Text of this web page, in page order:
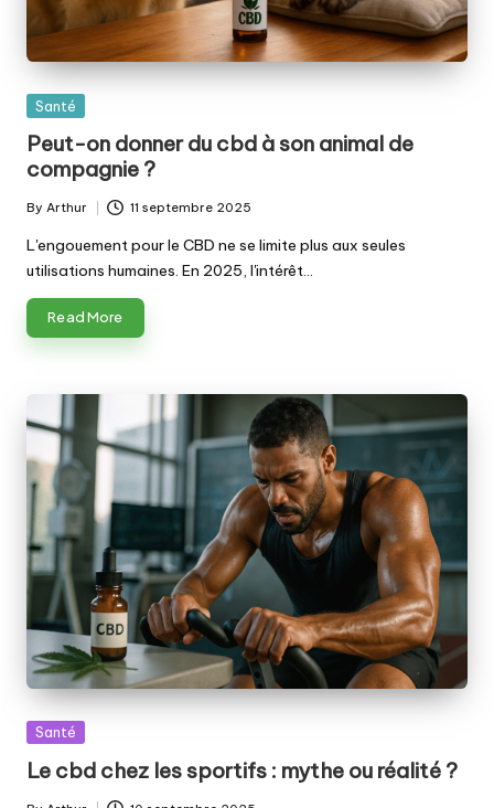
Posted
Santé
Peut-on donner du cbd à son animal de
compagnie ?
Posted
by
By Arthur 11 septembre 2025
L'engouement pour le CBD ne se limite plus aux seules
utilisations humaines. En 2025, l'intérêt…
Read More
Posted
Santé
Le cbd chez les sportifs : mythe ou réalité ?